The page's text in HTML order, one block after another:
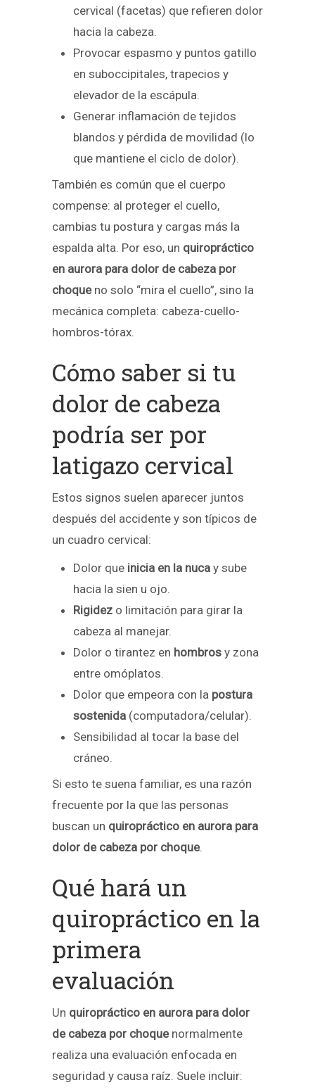
cervical (facetas) que refieren dolor
hacia la cabeza.
Provocar espasmo y puntos gatillo
en suboccipitales, trapecios y
elevador de la escápula.
Generar inflamación de tejidos
blandos y pérdida de movilidad (lo
que mantiene el ciclo de dolor).
También es común que el cuerpo
compense: al proteger el cuello,
cambias tu postura y cargas más la
espalda alta. Por eso, un quiropráctico
en aurora para dolor de cabeza por
choqueno solo “mira el cuello”, sino la
mecánica completa: cabeza-cuello-
hombros-tórax.
Cómo saber si tu
dolor de cabeza
podría ser por
latigazo cervical
Estos signos suelen aparecer juntos
después del accidente y son típicos de
un cuadro cervical:
Dolor que inicia en la nuca y sube
hacia la sien u ojo.
Rigidez o limitación para girar la
cabeza al manejar.
Dolor o tirantez en hombros y zona
entre omóplatos.
Dolor que empeora con la postura
sostenida (computadora/celular).
Sensibilidad al tocar la base del
cráneo.
Si esto te suena familiar, es una razón
frecuente por la que las personas
buscan un quiropráctico en aurora para
dolor de cabeza por choque.
Qué hará un
quiropráctico en la
primera
evaluación
Un quiropráctico en aurora para dolor
de cabeza por choquenormalmente
realiza una evaluación enfocada en
seguridad y causa raíz. Suele incluir: